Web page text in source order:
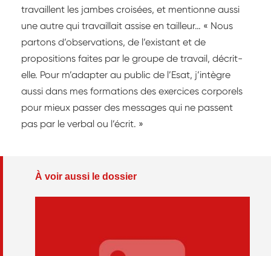
travaillent les jambes croisées, et mentionne aussi
une autre qui travaillait assise en tailleur… « Nous
partons d’observations, de l’existant et de
propositions faites par le groupe de travail, décrit-
elle. Pour m’adapter au public de l’Esat, j’intègre
aussi dans mes formations des exercices corporels
pour mieux passer des messages qui ne passent
pas par le verbal ou l’écrit. »
À voir aussi le dossier